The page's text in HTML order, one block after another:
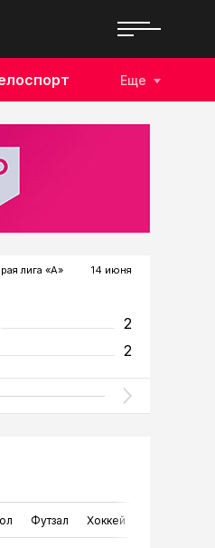
Еще
лига «А» 14 июня
2
2
Футзал Хоккей